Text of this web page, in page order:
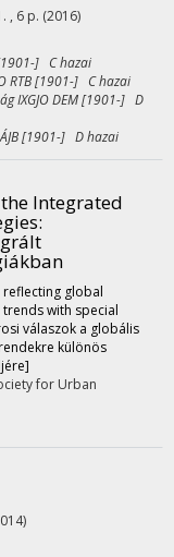
, 6 p. (2016)
] C hazai
RTB [1901-] C hazai
IXGJO DEM [1901-] D
[1901-] D hazai
Integrated
:
reflecting global
with special
válaszok a globális
különös
for Urban